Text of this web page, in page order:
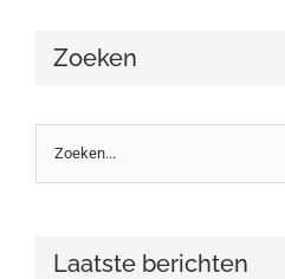
Zoeken
naar:
Laatste berichten